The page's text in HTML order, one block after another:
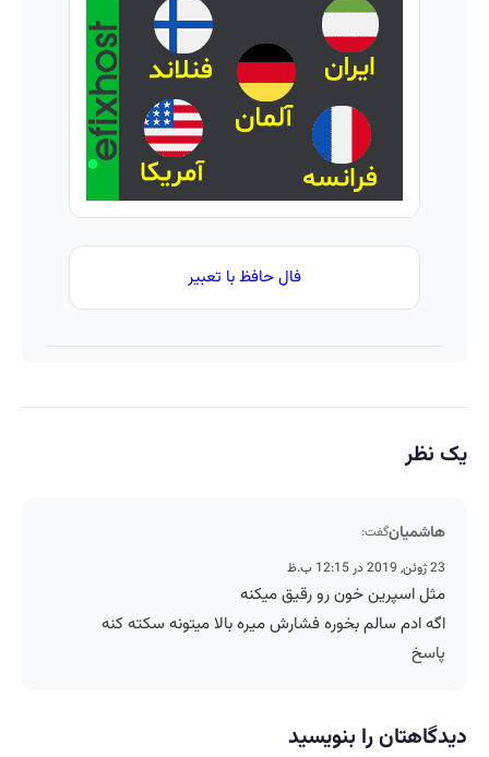
۲۵
میلیون
تومان!!!
سریع
بفروشش
فال حافظ با تعبیر
یک نظر
هاشمیانگفت:
23 ژوئن, 2019 در 12:15 ب.ظ
مثل اسپرین خون رو رقیق میکنه
اگه ادم سالم بخوره فشارش میره بالا میتونه سکته کنه
پاسخ
دیدگاهتان را بنویسید